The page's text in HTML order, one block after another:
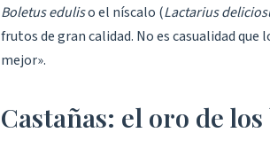
Boletus eduliso el níscalo (Lactarius
frutos de gran calidad. No es casualidad
mejor».
Castañas: el oro de